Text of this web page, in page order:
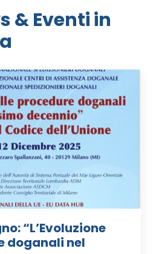
& Eventi in
“L’Evoluzione
doganali nel